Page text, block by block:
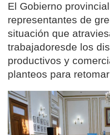
El Gobierno
representantes de
situación que
trabajadoresde los
productivos y
planteos para